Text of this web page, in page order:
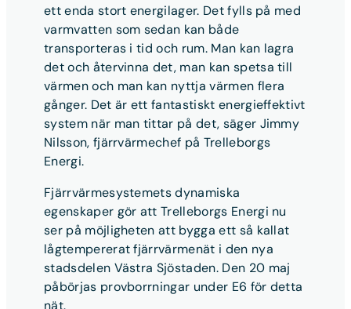
ett enda stort energilager. Det fylls på med
varmvatten som sedan kan både
transporteras i tid och rum. Man kan lagra
det och återvinna det, man kan spetsa till
värmen och man kan nyttja värmen flera
gånger. Det är ett fantastiskt energieffektivt
system när man tittar på det, säger Jimmy
Nilsson, fjärrvärmechef på Trelleborgs
Energi.
Fjärrvärmesystemets dynamiska
egenskaper gör att Trelleborgs Energi nu
ser på möjligheten att bygga ett så kallat
lågtempererat fjärrvärmenät i den nya
stadsdelen Västra Sjöstaden. Den 20 maj
påbörjas provborrningar under E6 för detta
nät.